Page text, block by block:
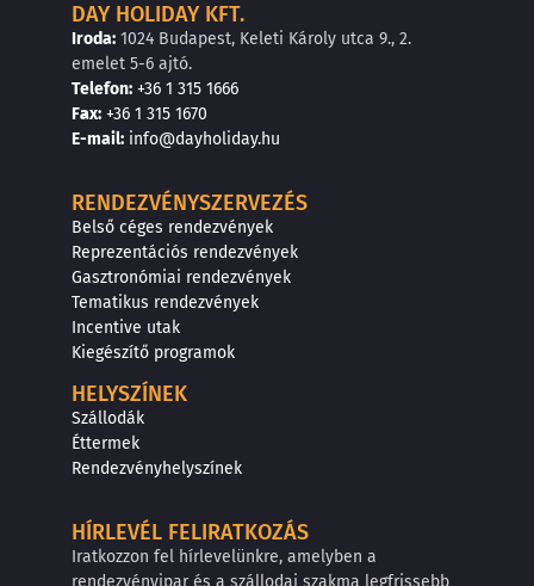
DAY HOLIDAY KFT.
Iroda: 1024 Budapest, Keleti Károly utca 9., 2.
emelet 5-6 ajtó.
Telefon: +36 1 315 1666
Fax: +36 1 315 1670
E-mail: info@dayholiday.hu
RENDEZVÉNYSZERVEZÉS
Belső céges rendezvények
Reprezentációs rendezvények
Gasztronómiai rendezvények
Tematikus rendezvények
Incentive utak
Kiegészítő programok
HELYSZÍNEK
Szállodák
Éttermek
Rendezvényhelyszínek
HÍRLEVÉL FELIRATKOZÁS
Iratkozzon fel hírlevelünkre, amelyben a